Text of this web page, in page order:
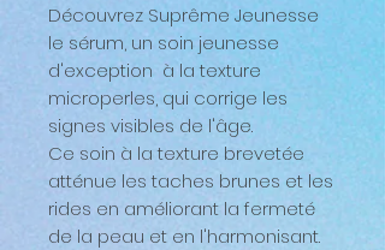
Découvrez Suprême Jeunesse
le sérum, un soin jeunesse
d'exception à la texture
microperles, qui corrige les
signes visibles de l'âge.
Ce soin à la texture brevetée
atténue les taches brunes et les
rides en améliorant la fermeté
de la peau et en l'harmonisant.